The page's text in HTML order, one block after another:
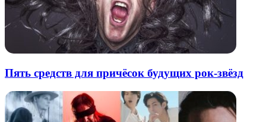
Пять средств для причёсок будущих рок-звёзд